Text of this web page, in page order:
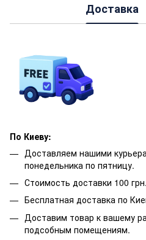
Доставка
По Киеву:
Доставляем нашими
понедельника по пятницу.
Стоимость доставки 100
Бесплатная доставка по
Доставим товар к вашему
подсобным помещениям.